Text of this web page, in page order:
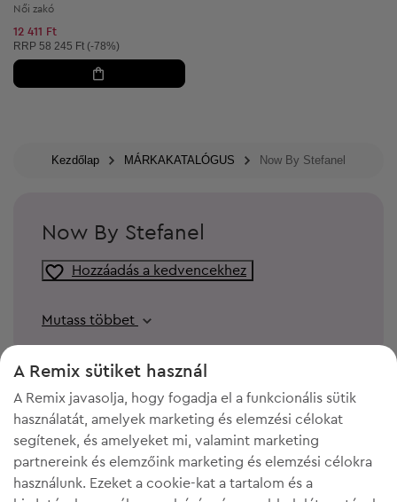
Női zakó
12 411 Ft
Ajánlott ár:
RRP 58 245 Ft (-78%)
Kezdőlap MÁRKAKATALÓGUS Now By Stefanel
Now By Stefanel
Hozzáadás a kedvencekhez
Mutass többet
A Remix sütiket használ
A Remix javasolja, hogy fogadja el a funkcionális sütik
használatát, amelyek marketing és elemzési célokat
segítenek, és amelyeket mi, valamint marketing
partnereink és elemzőink marketing és elemzési célokra
használunk. Ezeket a cookie-kat a tartalom és a